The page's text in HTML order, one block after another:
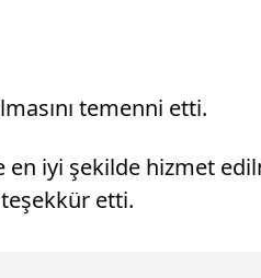
temenni etti.
iyi şekilde hizmet
etti.